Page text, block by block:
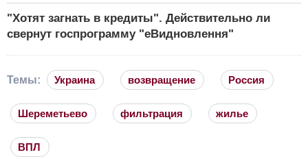
"Хотят загнать в кредиты". Действительно ли
свернут госпрограмму "еВидновлення"
Темы: Украина возвращение Россия
Шереметьево фильтрация жилье
ВПЛ